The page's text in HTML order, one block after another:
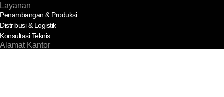
Layanan
Penambangan & Produksi
Distribusi & Logistik
Konsultasi Teknis
Alamat Kantor